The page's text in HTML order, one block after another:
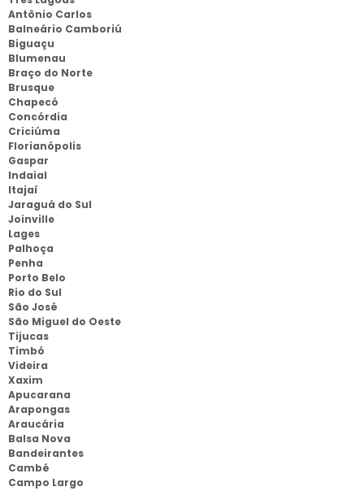
Antônio Carlos
Balneário Camboriú
Biguaçu
Blumenau
Braço do Norte
Brusque
Chapecó
Concórdia
Criciúma
Florianópolis
Gaspar
Indaial
Itajaí
Jaraguá do Sul
Joinville
Lages
Palhoça
Penha
Porto Belo
Rio do Sul
São José
São Miguel do Oeste
Tijucas
Timbó
Videira
Xaxim
Apucarana
Arapongas
Araucária
Balsa Nova
Bandeirantes
Cambé
Campo Largo